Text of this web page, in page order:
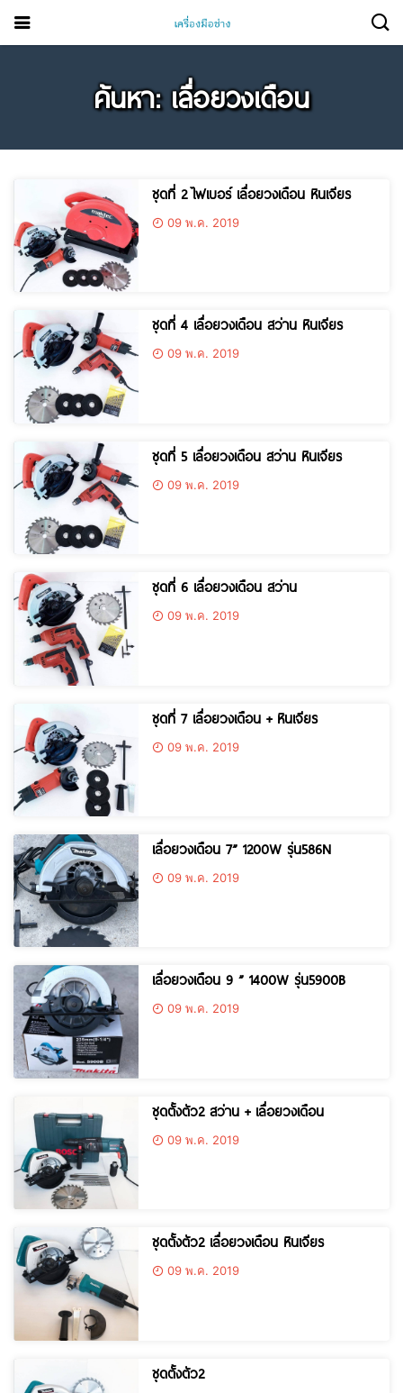
ค้นหา: เลื่อยวงเดือน
ชุดที่ 2 ไฟเบอร์ เลื่อยวงเดือน หินเจียร
09 พ.ค. 2019
ชุดที่ 4 เลื่อยวงเดือน สว่าน หินเจียร
09 พ.ค. 2019
ชุดที่ 5 เลื่อยวงเดือน สว่าน หินเจียร
09 พ.ค. 2019
ชุดที่ 6 เลื่อยวงเดือน สว่าน
09 พ.ค. 2019
ชุดที่ 7 เลื่อยวงเดือน + หินเจียร
09 พ.ค. 2019
เลื่อยวงเดือน 7” 1200W รุ่น586N
09 พ.ค. 2019
เลื่อยวงเดือน 9 ” 1400W รุ่น5900B
09 พ.ค. 2019
ชุดตั้งตัว2 สว่าน + เลื่อยวงเดือน
09 พ.ค. 2019
ชุดตั้งตัว2 เลื่อยวงเดือน หินเจียร
09 พ.ค. 2019
ชุดตั้งตัว2